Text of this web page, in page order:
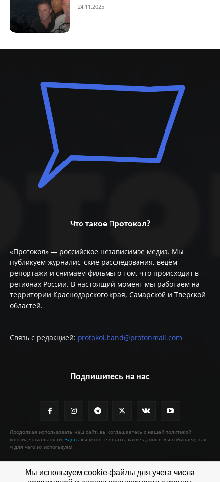
24.11.2025
Что такое Протокол?
«Протокол» — российское независимое медиа. Мы
публикуем журналистские расследования, ведём
репортажи и снимаем фильмы о том, что происходит в
регионах России. В настоящий момент мы работаем на
территории Краснодарского края, Самарской и Тверской
областей.
Связь с редакцией: protokol.band@protonmail.com
Подпишитесь на нас
Продолжая использовать наш сайт, вы соглашаетесь с нашей политикой
конфиденциальности. Здесь вы можете узнать, какие данные мы собираем, как
и для чего их используем.
Мы используем cookie-файлы для учета числа